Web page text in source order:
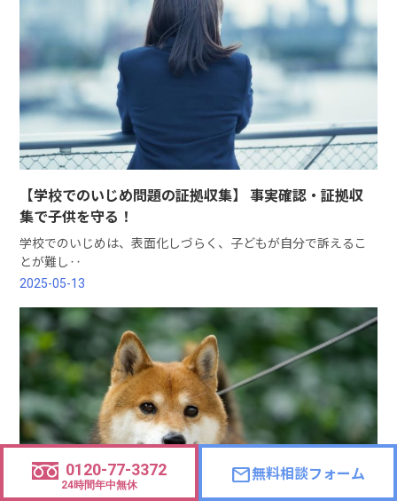
【学校でのいじめ問題の証拠収集】 事実確認・証拠収
集で子供を守る！
学校でのいじめは、表面化しづらく、子どもが自分で訴えるこ
とが難し‥
2025-05-13
0120-77-3372
24時間年中無休 mail無料相談フォーム